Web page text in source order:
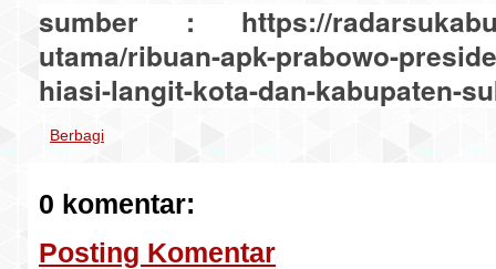
sumber : https://
utama/ribuan-apk-prabowo-
hiasi-langit-kota-dan-kabupaten-
Berbagi
0 komentar:
Posting Komentar